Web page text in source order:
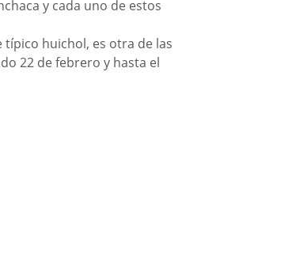
y cada uno de estos
típico huichol, es otra de las
22 de febrero y hasta el